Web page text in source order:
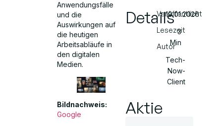
Anwendungsfälle
und die
Auswirkungen auf
die heutigen
Arbeitsabläufe in
den digitalen
Medien.
Bildnachweis:
Google
DetailsVeröffentlicht
Lesezeit
Autor
19.01.2026
3
Min
Tech-
Now-
Client
Aktie